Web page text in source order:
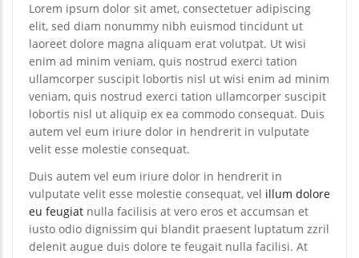
Lorem ipsum dolor sit amet, consectetuer adipiscing
elit, sed diam nonummy nibh euismod tincidunt ut
laoreet dolore magna aliquam erat volutpat. Ut wisi
enim ad minim veniam, quis nostrud exerci tation
ullamcorper suscipit lobortis nisl ut wisi enim ad minim
veniam, quis nostrud exerci tation ullamcorper suscipit
lobortis nisl ut aliquip ex ea commodo consequat. Duis
autem vel eum iriure dolor in hendrerit in vulputate
velit esse molestie consequat.
Duis autem vel eum iriure dolor in hendrerit in
vulputate velit esse molestie consequat, vel illum dolore
eu feugiat nulla facilisis at vero eros et accumsan et
iusto odio dignissim qui blandit praesent luptatum zzril
delenit augue duis dolore te feugait nulla facilisi. At